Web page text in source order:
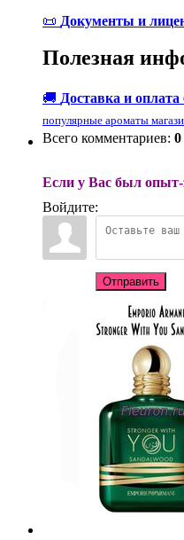
📜 Документы и
Полезная
🚚 Доставка и оплата
популярные ароматы
Всего комментариев: 0
Если у Вас был
Войдите:
Отправить